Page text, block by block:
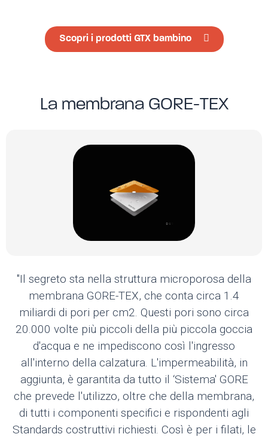
Scopri i prodotti GTX bambino
La membrana GORE-TEX
"Il segreto sta nella struttura microporosa della
membrana GORE-TEX, che conta circa 1.4
miliardi di pori per cm2. Questi pori sono circa
20.000 volte più piccoli della più piccola goccia
d'acqua e ne impediscono così l'ingresso
all'interno della calzatura. L'impermeabilità, in
aggiunta, è garantita da tutto il ‘Sistema' GORE
che prevede l'utilizzo, oltre che della membrana,
di tutti i componenti specifici e rispondenti agli
Standards costruttivi richiesti. Così è per i filati, le